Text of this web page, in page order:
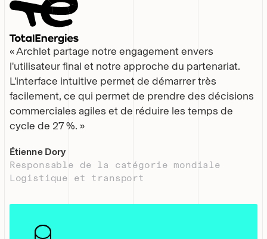
« Archlet partage notre engagement envers
l'utilisateur final et notre approche du partenariat.
L'interface intuitive permet de démarrer très
facilement, ce qui permet de prendre des décisions
commerciales agiles et de réduire les temps de
cycle de 27 %. »
Étienne Dory
Responsable de la catégorie mondiale
Logistique et transport